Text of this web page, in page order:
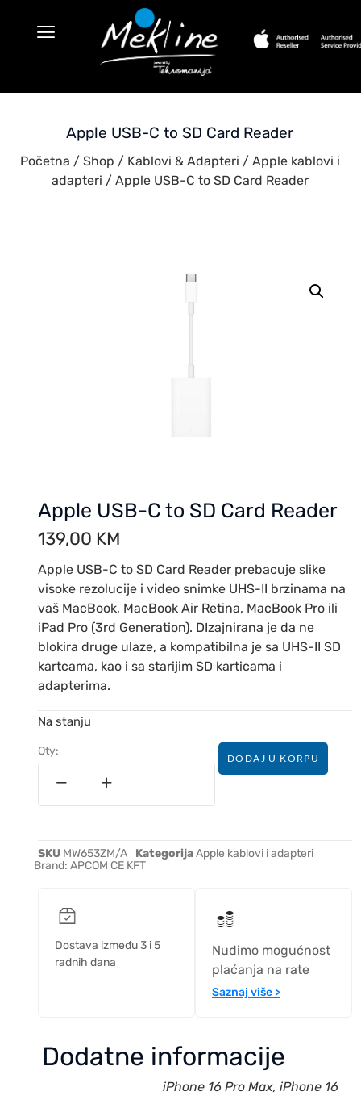
Apple USB-C to SD Card Reader
Početna / Shop / Kablovi & Adapteri / Apple kablovi i
adapteri / Apple USB-C to SD Card Reader
Apple USB-C to SD Card Reader
139,00 KM
Apple USB-C to SD Card Reader prebacuje slike
visoke rezolucije i video snimke UHS-II brzinama na
vaš MacBook, MacBook Air Retina, MacBook Pro ili
iPad Pro (3rd Generation). DIzajnirana je da ne
blokira druge ulaze, a kompatibilna je sa UHS-II SD
kartcama, kao i sa starijim SD karticama i
adapterima.
Na stanju
Qty:
DODAJ U KORPU
SKU MW653ZM/A KategorijaApple kablovi i adapteri
Brand: APCOM CE KFT
Dostava između 3 i 5
radnih dana
Nudimo mogućnost
plaćanja na rate
Saznaj više >
Dodatne informacije
iPhone 16 Pro Max, iPhone 16